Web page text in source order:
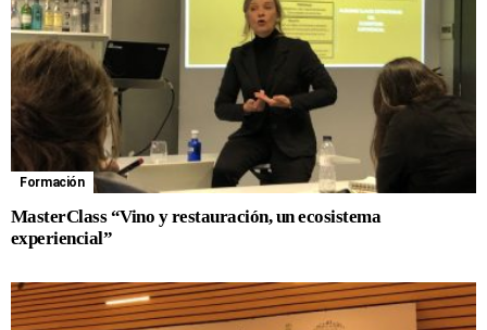
Formación
MasterClass “Vino y restauración, un ecosistema
experiencial”